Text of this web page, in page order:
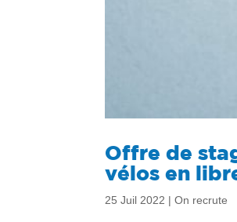
Offre de
vélos en
25 Juil 2022 |On recrute